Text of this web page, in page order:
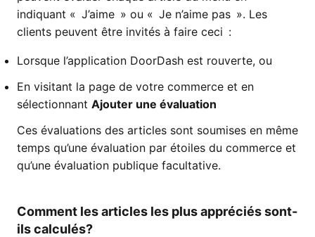
indiquant « J’aime » ou « Je n’aime pas ». Les
clients peuvent être invités à faire ceci :
Lorsque l’application DoorDash est rouverte, ou
En visitant la page de votre commerce et en
sélectionnant Ajouter une évaluation
Ces évaluations des articles sont soumises en même
temps qu’une évaluation par étoiles du commerce et
qu’une évaluation publique facultative.
Comment les articles les plus appréciés sont-
ils calculés?